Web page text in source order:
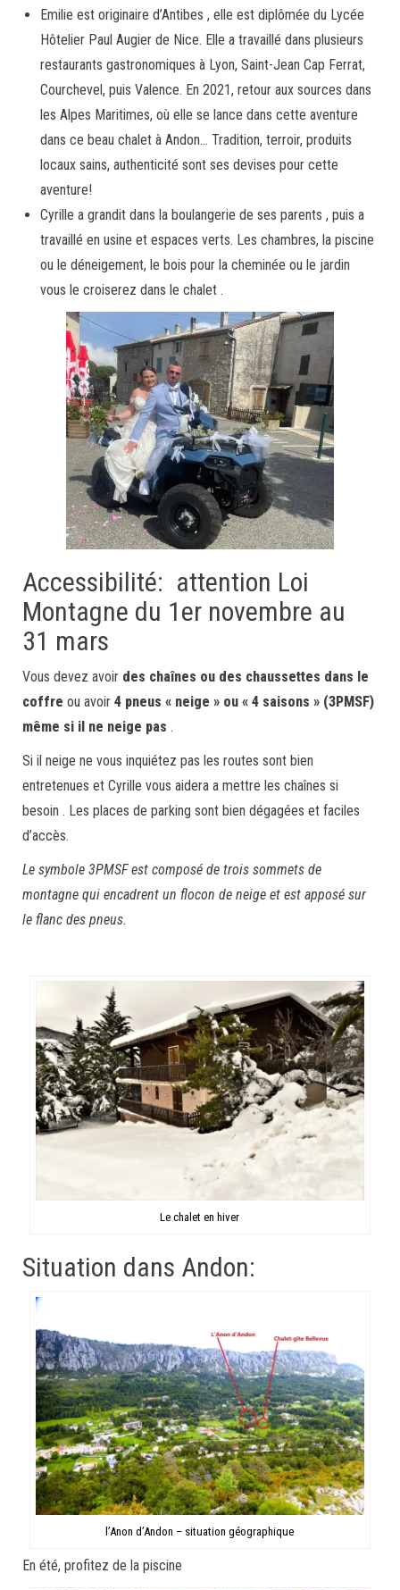
Emilie est originaire d’Antibes , elle est diplômée du Lycée
Hôtelier Paul Augier de Nice. Elle a travaillé dans plusieurs
restaurants gastronomiques à Lyon, Saint-Jean Cap Ferrat,
Courchevel, puis Valence. En 2021, retour aux sources dans
les Alpes Maritimes, où elle se lance dans cette aventure
dans ce beau chalet à Andon… Tradition, terroir, produits
locaux sains, authenticité sont ses devises pour cette
aventure!
Cyrille a grandit dans la boulangerie de ses parents , puis a
travaillé en usine et espaces verts. Les chambres, la piscine
ou le déneigement, le bois pour la cheminée ou le jardin
vous le croiserez dans le chalet .
Accessibilité: attention Loi
Montagne du 1er novembre au
31 mars
Vous devez avoir des chaînes ou des chaussettes dans le
coffre ou avoir 4 pneus « neige » ou « 4 saisons » (3PMSF)
même si il ne neige pas .
Si il neige ne vous inquiétez pas les routes sont bien
entretenues et Cyrille vous aidera a mettre les chaînes si
besoin . Les places de parking sont bien dégagées et faciles
d’accès.
Le symbole 3PMSF est composé de trois sommets de
montagne qui encadrent un flocon de neige et est apposé sur
le flanc des pneus.
Le chalet en hiver
Situation dans Andon:
l’Anon d’Andon – situation géographique
En été, profitez de la piscine